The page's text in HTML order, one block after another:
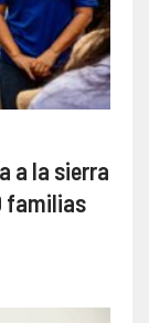
a la sierra
familias